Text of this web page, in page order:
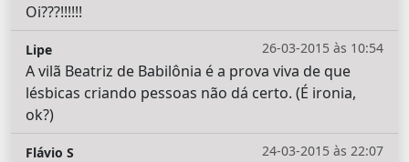
Oi???!!!!!!
26-03-2015 às 10:54
Lipe
A vilã Beatriz de Babilônia é a prova viva de que
lésbicas criando pessoas não dá certo. (É ironia,
ok?)
24-03-2015 às 22:07
Flávio S